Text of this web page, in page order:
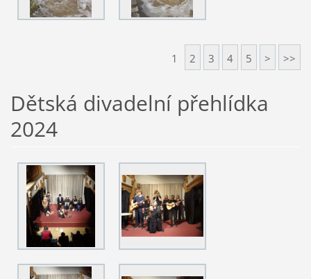
1 2 3 4 5 > >>
Dětská divadelní přehlídka
2024